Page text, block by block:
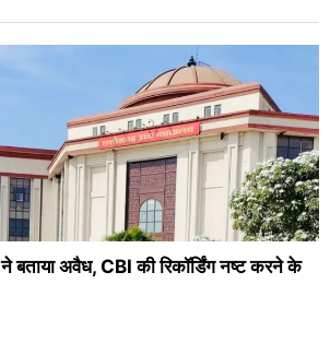
ने बताया अवैध, CBI की रिकॉर्डिंग नष्ट करने के